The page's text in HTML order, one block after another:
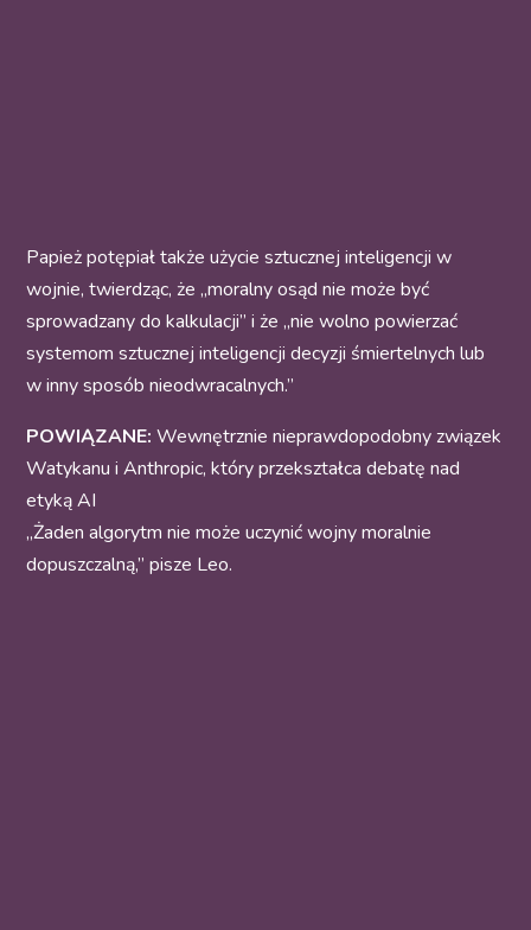
Papież potępiał także użycie sztucznej inteligencji w
wojnie, twierdząc, że „moralny osąd nie może być
sprowadzany do kalkulacji” i że „nie wolno powierzać
systemom sztucznej inteligencji decyzji śmiertelnych lub
w inny sposób nieodwracalnych.”
POWIĄZANE: Wewnętrznie nieprawdopodobny związek
Watykanu i Anthropic, który przekształca debatę nad
etyką AI
„Żaden algorytm nie może uczynić wojny moralnie
dopuszczalną,” pisze Leo.